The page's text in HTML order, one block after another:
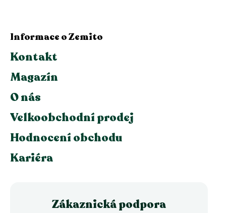
Informace o Zemito
Kontakt
Magazín
O nás
Velkoobchodní prodej
Hodnocení obchodu
Kariéra
Zákaznická podpora